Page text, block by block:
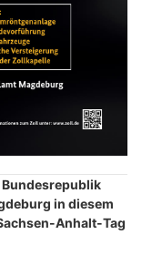
Bundesrepublik
in diesem
Anhalt-Tag